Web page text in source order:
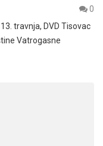
0
travnja, DVD Tisovac
Vatrogasne